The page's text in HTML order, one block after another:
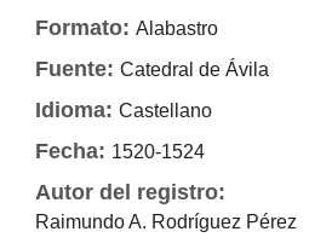
Formato:Alabastro
Fuente:Catedral de Ávila
Idioma:Castellano
Fecha: 1520-1524
Autor del registro:
Raimundo A. Rodríguez Pérez